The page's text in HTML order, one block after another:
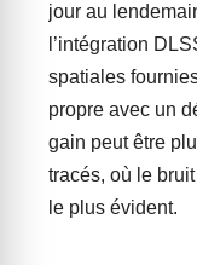
jour au
l’intégration
spatiales
propre avec un
gain peut être
tracés, où le
le plus évident.